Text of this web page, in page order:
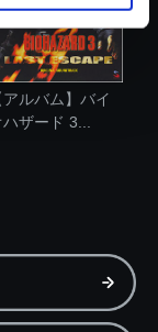
アルバム】バイ
ハザード 3...